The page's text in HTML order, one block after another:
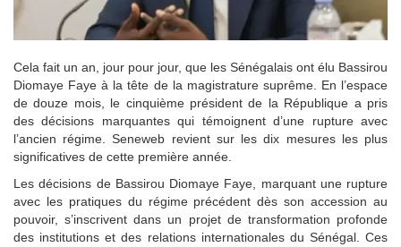
Cela fait un an, jour pour jour, que les Sénégalais ont élu Bassirou
Diomaye Faye à la tête de la magistrature suprême. En l’espace
de douze mois, le cinquième président de la République a pris
des décisions marquantes qui témoignent d’une rupture avec
l’ancien régime. Seneweb revient sur les dix mesures les plus
significatives de cette première année.
Les décisions de Bassirou Diomaye Faye, marquant une rupture
avec les pratiques du régime précédent dès son accession au
pouvoir, s’inscrivent dans un projet de transformation profonde
des institutions et des relations internationales du Sénégal. Ces